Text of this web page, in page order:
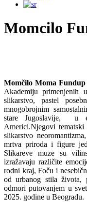
Momcilo
Momčilo Moma Fundup
Akademiju primenjenih
slikarstvo, pastel
mnogobrojnim
stare Jugoslavije, u
Americi.Njegovi
slikarstvo
mrtva priroda i figure
Slikareve muze su
izražavaju različite
rodni kraj, Foču i
od urbanog stila života,
odmori putovanjem u
2025. godine u Beogradu.